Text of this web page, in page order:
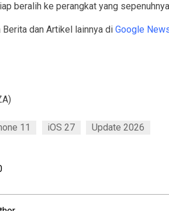
beralih ke perangkat yang
Berita dan Artikel lainnya di Google
11 iOS 27 Update 2026